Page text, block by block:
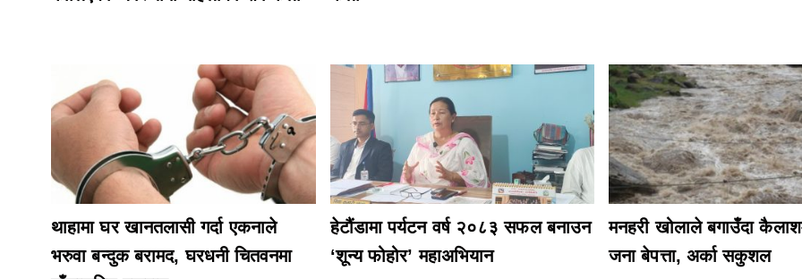
थाहामा घर खानतलासी गर्दा एकनाले
भरुवा बन्दुक बरामद, घरधनी चितवनमा
हेटौंडामा पर्यटन वर्ष २०८३ सफल बनाउन
‘शून्य फोहोर’ महाअभियान
मनहरी खोलाले बगाउँदा
जना बेपत्ता, अर्का सकुशल